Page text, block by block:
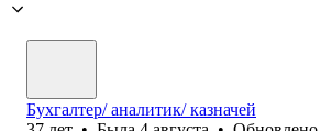
Бухгалтер/ аналитик/ казначей